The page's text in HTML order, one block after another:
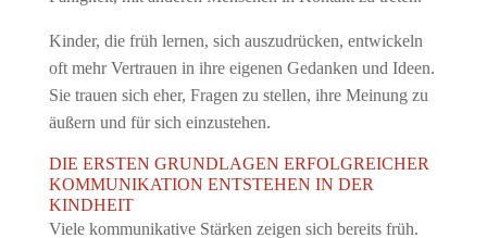
Kinder, die früh lernen, sich auszudrücken, entwickeln
oft mehr Vertrauen in ihre eigenen Gedanken und Ideen.
Sie trauen sich eher, Fragen zu stellen, ihre Meinung zu
äußern und für sich einzustehen.
DIE ERSTEN GRUNDLAGEN ERFOLGREICHER
KOMMUNIKATION ENTSTEHEN IN DER
KINDHEIT
Viele kommunikative Stärken zeigen sich bereits früh.